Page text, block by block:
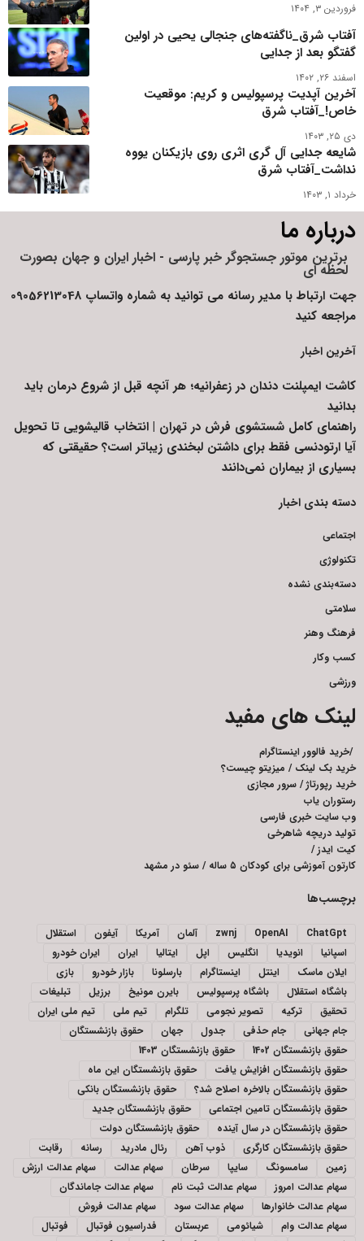
فروردین ۳, ۱۴۰۴
آفتاب شرق_ناگفته‌های جنجالی یحیی در اولین
گفتگو بعد از جدایی
اسفند ۲۶, ۱۴۰۲
آخرین آپدیت پرسپولیس و کریم: موقعیت
خاص!_آفتاب شرق
دی ۲۵, ۱۴۰۳
شایعه جدایی آل گری اثری روی بازیکنان یووه
نداشت_آفتاب شرق
خرداد ۱, ۱۴۰۳
درباره ما
برترین موتور جستجوگر خبر پارسی - اخبار ایران و جهان بصورت
لحظه ای
جهت ارتباط با مدیر رسانه می توانید به شماره واتساپ 09056213048
مراجعه کنید
آخرین اخبار
کاشت ایمپلنت دندان در زعفرانیه؛ هر آنچه قبل از شروع درمان باید
بدانید
راهنمای کامل شستشوی فرش در تهران | انتخاب قالیشویی تا تحویل
آیا ارتودنسی فقط برای داشتن لبخندی زیباتر است؟ حقیقتی که
بسیاری از بیماران نمی‌دانند
دسته بندی اخبار
اجتماعی
تکنولوژی
دسته‌بندی نشده
سلامتی
فرهنگ وهنر
کسب وکار
ورزشی
لینک های مفید
/خرید فالوور اینستاگرام
خرید بک لینک / میزیتو چیست؟
خرید رپورتاژ/ سرور مجازی
رستوران یاب
وب سایت خبری فارسی
تولید دریچه شاهرخی
کیت ایدز/
کارتون آموزشی برای کودکان ۵ ساله
/ سئو در مشهد
برچسب‌ها
ChatGpt
OpenAI
zwnj آلمان آمریکا آیفون
استقلال
اسپانیا
انویدیا انگلیس اپل ایتالیا ایران
ایران خودرو
ایلان ماسک
اینتل اینستاگرام بارسلونا بازار خودرو
بازی
باشگاه استقلال
باشگاه پرسپولیس بایرن مونیخ برزیل
تبلیغات
تحقیق
ترکیه تصویر نجومی تلگرام تیم ملی
تیم ملی ایران
جام جهانی
جام حذفی جدول جهان
حقوق بازنشستگان
حقوق بازنشستگان 1402
حقوق بازنشستگان 1403
حقوق بازنشستگان افزایش یافت
حقوق بازنشستگان این ماه
حقوق بازنشستگان بالاخره اصلاح شد؟
حقوق بازنشستگان بانکی
حقوق بازنشستگان تامین اجتماعی
حقوق بازنشستگان جدید
حقوق بازنشستگان در سال آینده
حقوق بازنشستگان دولت
حقوق بازنشستگان کارگری
ذوب آهن رئال مادرید رسانه
رقابت
زمین
سامسونگ سایپا سرطان سهام عدالت
سهام عدالت ارزش
سهام عدالت امروز
سهام عدالت ثبت نام
سهام عدالت جاماندگان
سهام عدالت خانوارها
سهام عدالت سود
سهام عدالت فروش
سهام عدالت وام
شیائومی عربستان فدراسیون فوتبال
فوتبال